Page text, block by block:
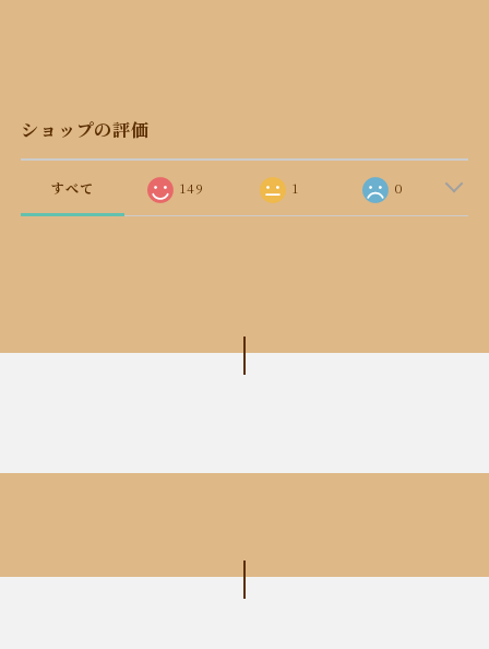
ショップの評価
すべて 149 1 0